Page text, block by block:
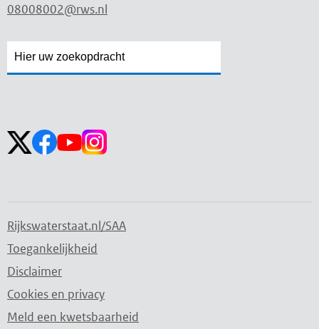
08008002@rws.nl
Rijkswaterstaat.nl/SAA
Toegankelijkheid
Disclaimer
Cookies en privacy
Meld een kwetsbaarheid